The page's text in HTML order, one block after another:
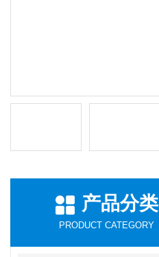
产品分类
PRODUCT CATEGORY